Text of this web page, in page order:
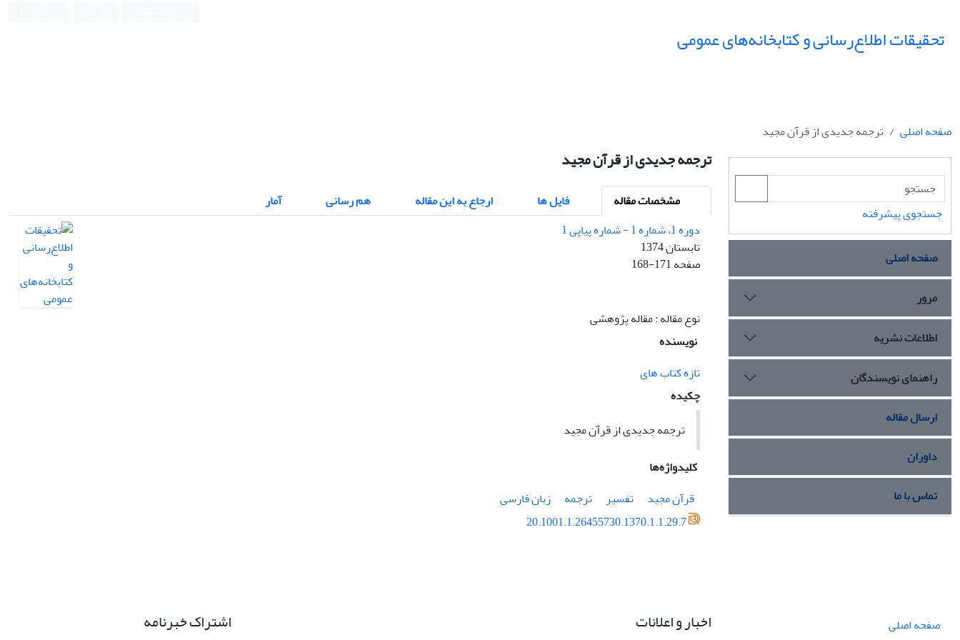
تحقیقات اطلاع‌رسانی و کتابخانه‌های عمومی
صفحه اصلی ترجمه جدیدی از قرآن مجید
ترجمه جدیدی از قرآن مجید
مشخصات مقاله فایل ها ارجاع به این مقاله هم رسانی
آمار
دوره 1، شماره 1 - شماره پیاپی 1
تابستان 1374
صفحه168-171
نوع مقاله : مقاله پژوهشی
نویسنده
تازه کتاب های
چکیده
ترجمه جدیدی از قرآن مجید
کلیدواژه‌ها
قرآن مجید
تفسیر ترجمه
زبان فارسی
20.1001.1.26455730.1370.1.1.29.7
جستجوی پیشرفته
صفحه اصلی
مرور
اطلاعات نشریه
راهنمای نویسندگان
ارسال مقاله
داوران
تماس با ما
صفحه اصلی
اخبار و اعلانات اشتراک خبرنامه